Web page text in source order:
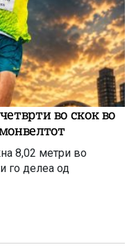
во скок во
8,02 метри во
го делеа од